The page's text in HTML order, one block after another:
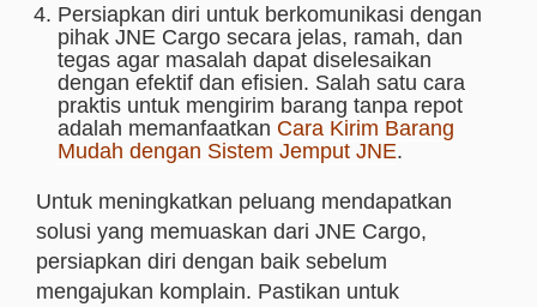
Persiapkan diri untuk berkomunikasi dengan
pihak JNE Cargo secara jelas, ramah, dan
tegas agar masalah dapat diselesaikan
dengan efektif dan efisien. Salah satu cara
praktis untuk mengirim barang tanpa repot
adalah memanfaatkan Cara Kirim Barang
Mudah dengan Sistem Jemput JNE.
Untuk meningkatkan peluang mendapatkan
solusi yang memuaskan dari JNE Cargo,
persiapkan diri dengan baik sebelum
mengajukan komplain. Pastikan untuk